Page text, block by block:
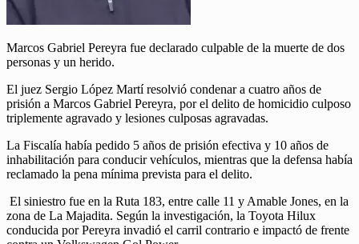
Marcos Gabriel Pereyra fue declarado culpable de la muerte de dos
personas y un herido.
El juez Sergio López Martí resolvió condenar a cuatro años de
prisión a Marcos Gabriel Pereyra, por el delito de homicidio culposo
triplemente agravado y lesiones culposas agravadas.
La Fiscalía había pedido 5 años de prisión efectiva y 10 años de
inhabilitación para conducir vehículos, mientras que la defensa había
reclamado la pena mínima prevista para el delito.
El siniestro fue en la Ruta 183, entre calle 11 y Amable Jones, en la
zona de La Majadita. Según la investigación, la Toyota Hilux
conducida por Pereyra invadió el carril contrario e impactó de frente